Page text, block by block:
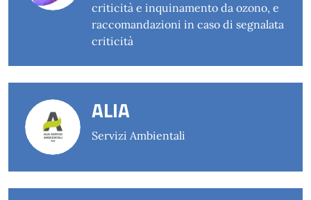
criticità e inquinamento da ozono, e
raccomandazioni in caso di segnalata
criticità
ALIA
Servizi Ambientali